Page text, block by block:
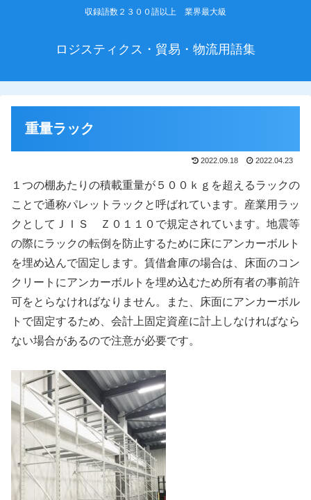
収録語数２３００語以上 業界最大級
ロジスティクス・貿易・物流用語集
重量ラック
2022.09.18 2022.04.23
１つの棚あたりの積載重量が５００ｋｇを超えるラックの
ことで通称パレットラックと呼ばれています。産業用ラッ
クとしてＪＩＳ Ｚ０１１０で規定されています。地震等
の際にラックの転倒を防止するために床にアンカーボルト
を埋め込んで固定します。賃借倉庫の場合は、床面のコン
クリートにアンカーボルトを埋め込むため所有者の事前許
可をとらなければなりません。また、床面にアンカーボル
トで固定するため、会計上固定資産に計上しなければなら
ない場合があるので注意が必要です。